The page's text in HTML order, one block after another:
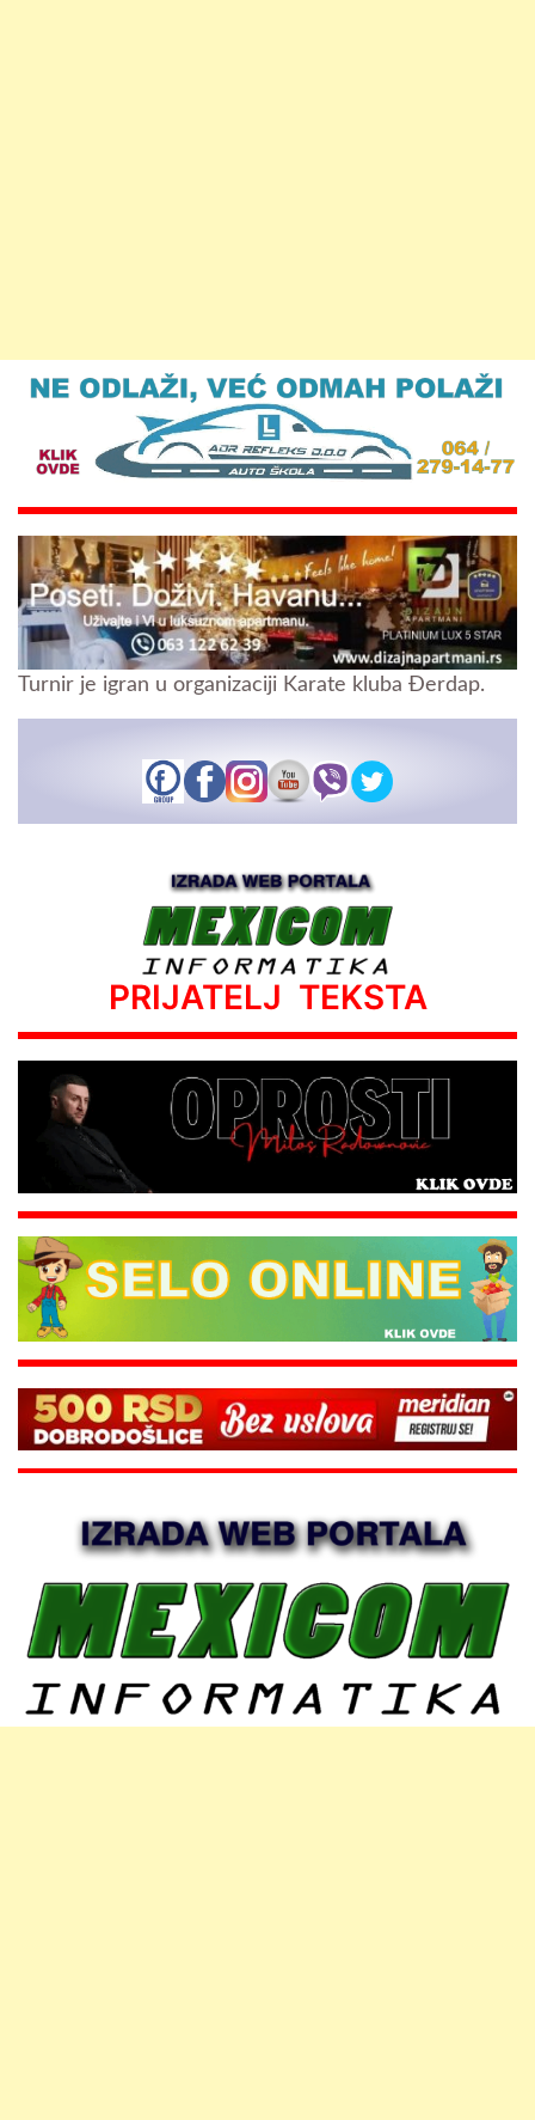
Turnir je igran u organizaciji Karate kluba Đerdap.
PRIJATELJ TEKSTA